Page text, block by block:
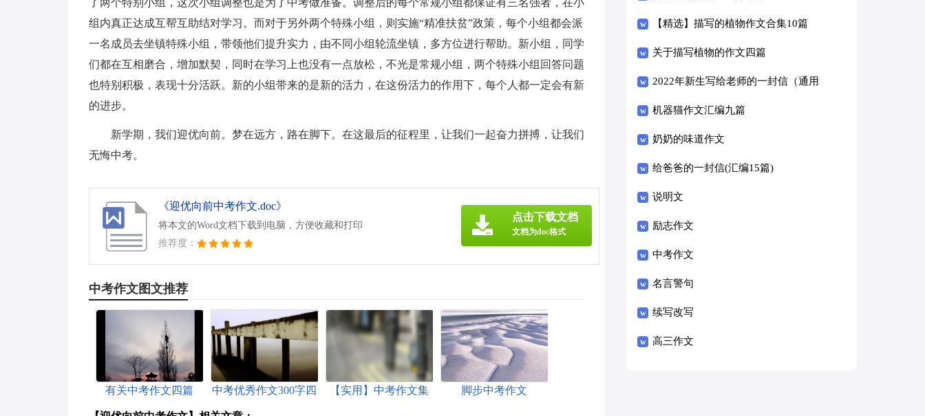
了两个特别小组，这次小组调整也是为了中考做准备。调整后的每个常规小组都保证有三名强者，在小
组内真正达成互帮互助结对学习。而对于另外两个特殊小组，则实施“精准扶贫”政策，每个小组都会派
一名成员去坐镇特殊小组，带领他们提升实力，由不同小组轮流坐镇，多方位进行帮助。新小组，同学
们都在互相磨合，增加默契，同时在学习上也没有一点放松，不光是常规小组，两个特殊小组回答问题
也特别积极，表现十分活跃。新的小组带来的是新的活力，在这份活力的作用下，每个人都一定会有新
的进步。
新学期，我们迎优向前。梦在远方，路在脚下。在这最后的征程里，让我们一起奋力拼搏，让我们
无悔中考。
《迎优向前中考作文.doc》
将本文的Word文档下载到电脑，方便收藏和打印
推荐度：
点击下载文档
文档为doc格式
中考作文图文推荐
有关中考作文四篇
中考优秀作文300字四
【实用】中考作文集
脚步中考作文
【精选】描写的植物作文合集10篇
关于描写植物的作文四篇
2022年新生写给老师的一封信（通用
8篇）
机器猫作文汇编九篇
奶奶的味道作文
给爸爸的一封信(汇编15篇)
说明文
励志作文
中考作文
名言警句
续写改写
高三作文